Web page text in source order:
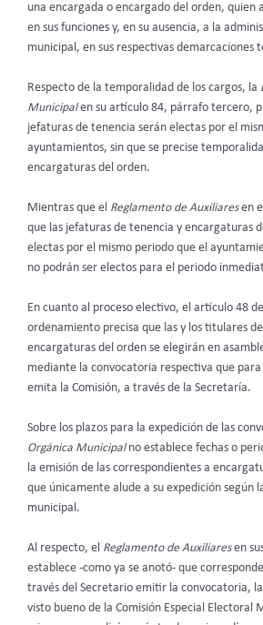
una encargada o encargado del orden, quien
en sus funciones y, en su ausencia, a la
municipal, en sus respectivas demarcaciones
Respecto de la temporalidad de los cargos, la
Municipalen su artículo 84, párrafo tercero,
jefaturas de tenencia serán electas por el
ayuntamientos, sin que se precise
encargaturas del orden.
Mientras que el Reglamento de Auxiliaresen
que las jefaturas de tenencia y encargaturas
electas por el mismo periodo que el
no podrán ser electos para el periodo
En cuanto al proceso electivo, el artículo 48
ordenamiento precisa que las y los titulares
encargaturas del orden se elegirán en
mediante la convocatoria respectiva que
emita la Comisión, a través de la Secretaría.
Sobre los plazos para la expedición de las
Orgánica Municipalno establece fechas o
la emisión de las correspondientes a
que únicamente alude a su expedición según
municipal.
Al respecto, el Reglamento de Auxiliaresen
establece -como ya se anotó- que
través del Secretario emitir la convocatoria, la
visto bueno de la Comisión Especial Electoral